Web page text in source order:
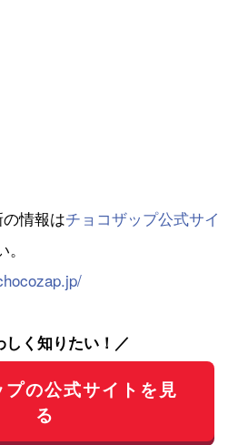
情報はチョコザップ公式サイ
しく知りたい！／
プの公式サイトを見
る